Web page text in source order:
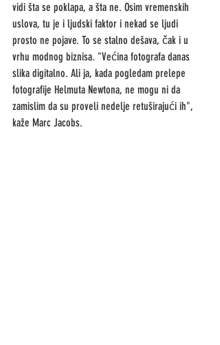
vidi šta se poklapa, a šta ne. Osim vremenskih
uslova, tu je i ljudski faktor i nekad se ljudi
prosto ne pojave. To se stalno dešava, čak i u
vrhu modnog biznisa. "Većina fotografa danas
slika digitalno. Ali ja, kada pogledam prelepe
fotografije Helmuta Newtona, ne mogu ni da
zamislim da su proveli nedelje retuširajući ih",
kaže Marc Jacobs.